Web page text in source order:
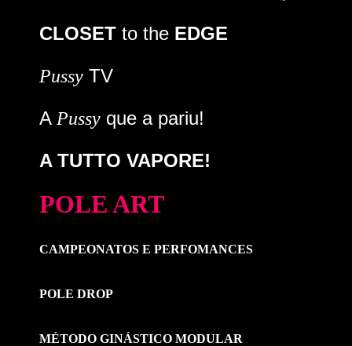
CLOSET to the EDGE
Pussy TV
A Pussy que a pariu!
A TUTTO VAPORE!
POLE ART
CAMPEONATOS E PERFOMANCES
POLE DROP
MÉTODO GINÁSTICO MODULAR